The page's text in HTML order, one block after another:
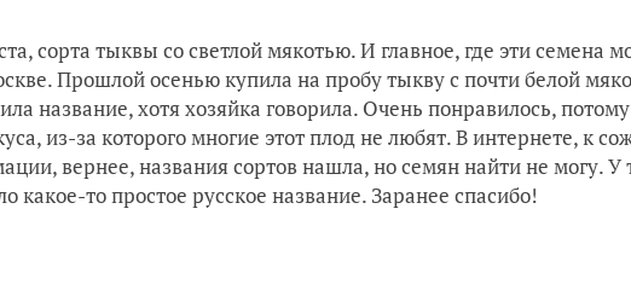
сорта тыквы со светлой мякотью. И главное, где эти семена
Прошлой осенью купила на пробу тыкву с почти белой
название, хотя хозяйка говорила. Очень понравилось,
из-за которого многие этот плод не любят. В интернете, к
вернее, названия сортов нашла, но семян найти не могу. У
какое-то простое русское название. Заранее спасибо!